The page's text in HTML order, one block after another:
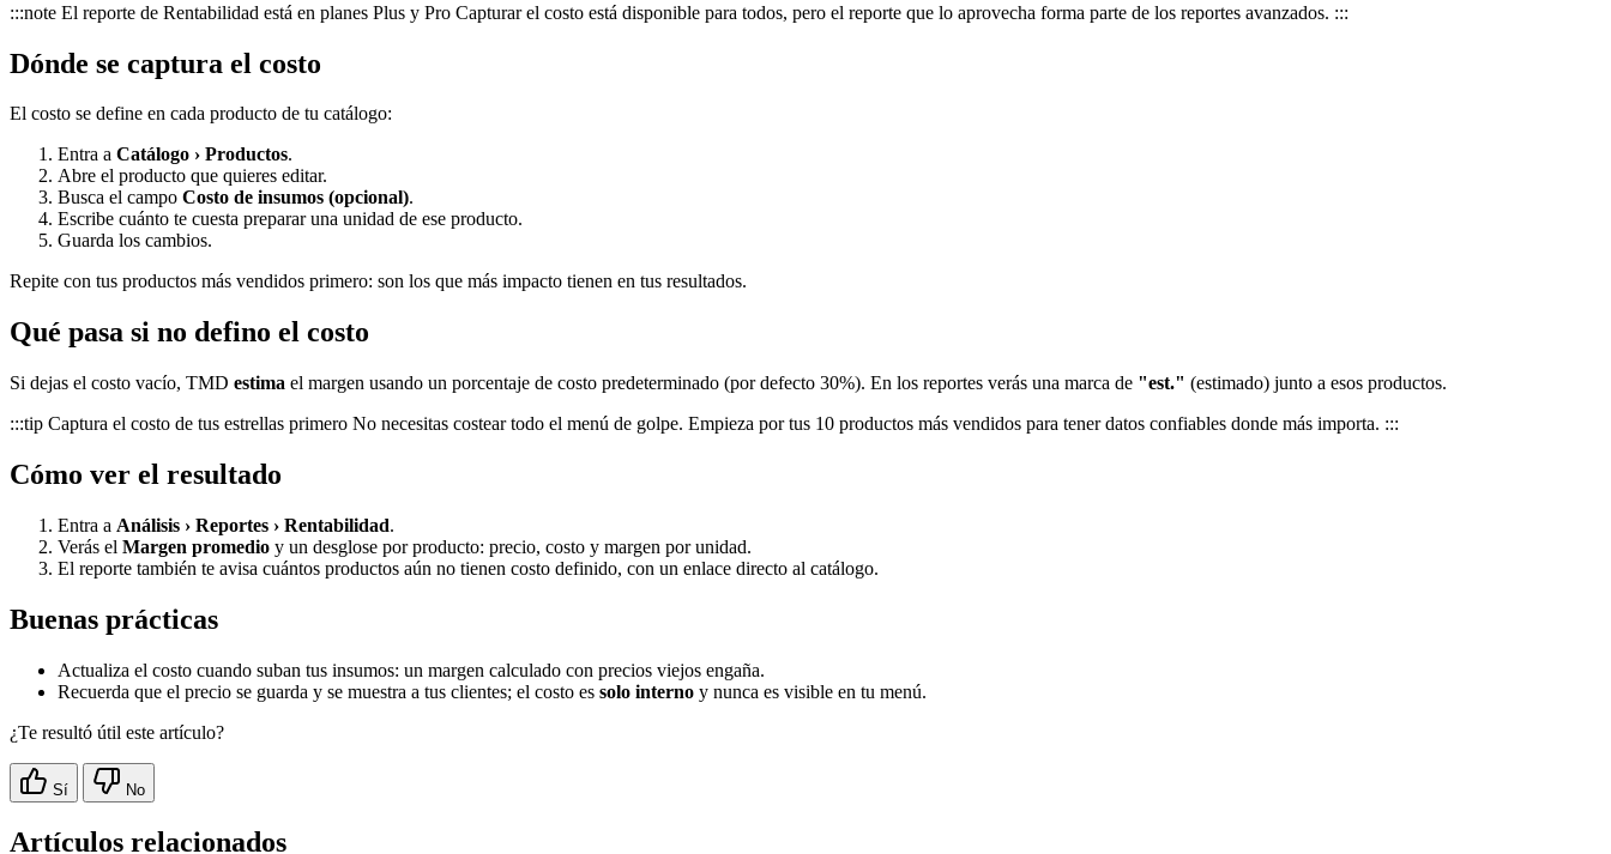
:::note El reporte de Rentabilidad está en planes Plus y Pro Capturar el costo está disponible para todos, pero el reporte que lo aprovecha forma parte de los reportes avanzados. :::
Dónde se captura el costo
El costo se define en cada producto de tu catálogo:
Entra a Catálogo › Productos.
Abre el producto que quieres editar.
Busca el campo Costo de insumos (opcional).
Escribe cuánto te cuesta preparar una unidad de ese producto.
Guarda los cambios.
Repite con tus productos más vendidos primero: son los que más impacto tienen en tus resultados.
Qué pasa si no defino el costo
Si dejas el costo vacío, TMD estima el margen usando un porcentaje de costo predeterminado (por defecto 30%). En los reportes verás una marca de "est." (estimado) junto a esos productos.
:::tip Captura el costo de tus estrellas primero No necesitas costear todo el menú de golpe. Empieza por tus 10 productos más vendidos para tener datos confiables donde más importa. :::
Cómo ver el resultado
Entra a Análisis › Reportes › Rentabilidad.
Verás el Margen promedio y un desglose por producto: precio, costo y margen por unidad.
El reporte también te avisa cuántos productos aún no tienen costo definido, con un enlace directo al catálogo.
Buenas prácticas
Actualiza el costo cuando suban tus insumos: un margen calculado con precios viejos engaña.
Recuerda que el precio se guarda y se muestra a tus clientes; el costo es solo interno y nunca es visible en tu menú.
¿Te resultó útil este artículo?
Sí No
Artículos relacionados